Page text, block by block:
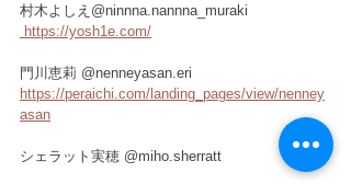
村木よしえ@ninnna.nannna_muraki
https://yosh1e.com/
門川恵莉 @nenneyasan.eri
https://peraichi.com/landing_pages/view/nenney
asan
シェラット実穂 @miho.sherratt